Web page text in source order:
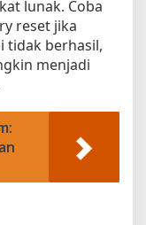
lunak. Coba
reset jika
tidak berhasil,
menjadi